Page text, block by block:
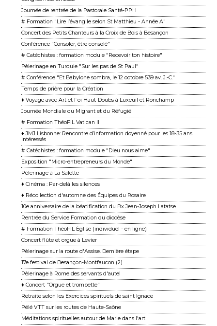
Journée de rentrée de la Pastorale Santé-PPH
# Formation "Lire l’évangile selon St Matthieu - Année A"
Concert des Petits Chanteurs à la Croix de Bois à Besançon
Conférence "Consoler, être consolé"
# Catéchistes : formation module "Recevoir ton histoire"
Pèlerinage en Turquie "Sur les pas de St Paul"
# Conférence "Et Babylone sombra, le 12 octobre 539 av. J.-C."
Temps de prière pour la Création
♦ Voyage avec Art et Foi Haut-Doubs à Luxeuil et Ronchamp
Journée Mondiale du Migrant et du Réfugié
# Formation ThéoFIL Vatican II
♦ JMJ Lisbonne: Rencontre d’information doyenné pour les 18-35 ans
intéressés
# Catéchistes : formation module "Dieu nous aime"
Exposition "Micro-entrepreneurs du Monde"
Pèlerinage à La Salette
♦ Cinéma : Par-delà les silences
♦ Récollection d'automne des Équipes du Rosaire
10e anniversaire de la béatification du Bx Jean-Joseph Latatse
Rentrée du Service Formation du diocèse
# Formation ThéoFIL Église (individuel - en ligne)
Concert flûte et orgue à Levier
Pèlerinage sur la route d'Assise. Dernière étape
17e festival de Besançon-Montfaucon (2)
Pèlerinage à Rome des servants d'autel
♦ Concert "Orgue et trompette"
Retraite selon les Exercices spirituels de saint Ignace
Pélé VTT sur les routes de Haute-Saône
Méditations spirituelles autour de Marie dans l'art